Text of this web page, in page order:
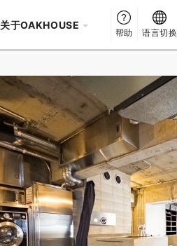
关于OAKHOUSE
帮助 语言切换